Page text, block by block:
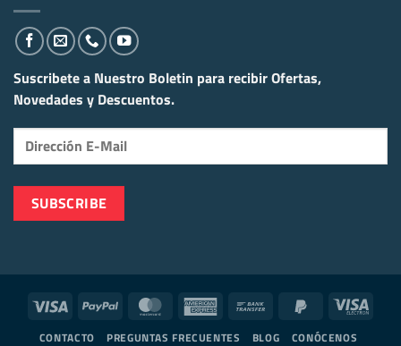
Suscribete a Nuestro Boletin para recibirOfertas,
Novedades y Descuentos.
Visa PayPal MasterCard American
PayPal
Visa
CONTACTO PREGUNTAS FRECUENTES BLOG CONÓCENOS